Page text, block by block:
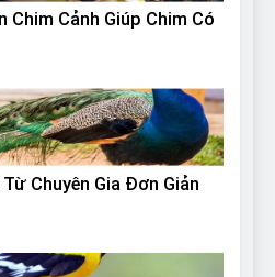
Chim Cảnh Giúp Chim Có
Chuyên Gia Đơn Giản